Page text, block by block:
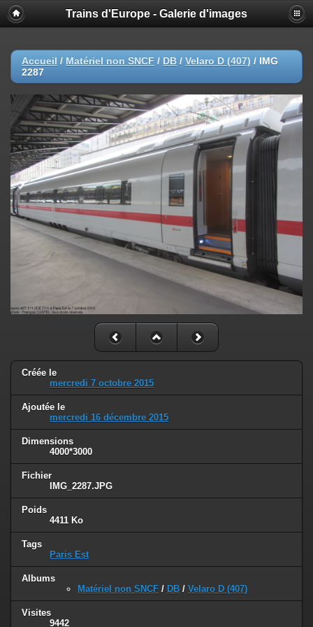
Trains d'Europe - Galerie d'images
Accueil / Matériel non SNCF / DB / Velaro D (407) / IMG
2287
Créée le
mercredi 7 octobre 2015
Ajoutée le
mercredi 16 décembre 2015
Dimensions
4000*3000
Fichier
IMG_2287.JPG
Poids
4411 Ko
Tags
Paris Est
Albums
Matériel non SNCF / DB / Velaro D (407)
Visites
9442